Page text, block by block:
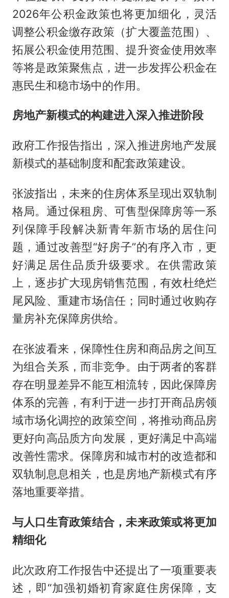
2026年公积金政策也将更加细化，灵活
调整公积金缴存政策（扩大覆盖范围）、
拓展公积金使用范围、提升资金使用效率
等将是政策聚焦点，进一步发挥公积金在
惠民生和稳市场中的作用。
房地产新模式的构建进入深入推进阶段
政府工作报告指出，深入推进房地产发展
新模式的基础制度和配套政策建设。
张波指出，未来的住房体系呈现出双轨制
格局。通过保租房、可售型保障房等一系
列保障手段解决新青年新市场的居住问
题，通过改善型“好房子”的有序入市，更
好满足居住品质升级要求。在供需政策
上，逐步扩大现房销售范围，有效杜绝烂
尾风险、重建市场信任；同时通过收购存
量房补充保障房供给。
在张波看来，保障性住房和商品房之间互
为组合关系，而非竞争。由于两者的客群
存在明显差异不能互相流转，因此保障房
体系的完善，有利于进一步打开商品房领
域市场化调控的政策空间，将推动商品房
更好向高品质方向发展，更好满足中高端
改善性需求。保障房和城市村的改造都和
双轨制息息相关，也是房地产新模式有序
落地重要举措。
与人口生育政策结合，未来政策或将更加
精细化
此次政府工作报告中还提出了一项重要表
述，即“加强初婚初育家庭住房保障，支